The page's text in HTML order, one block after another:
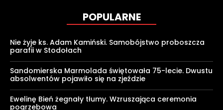
POPULARNE
Nie żyje ks. Adam Kamiński. Samobójstwo proboszcza
parafii w Stodołach
Sandomierska Marmolada świętowała 75-lecie. Dwustu
absolwentów pojawiło się na zjeździe
Ewelinę Bień żegnały tłumy. Wzruszająca ceremonia
pogrzebowa